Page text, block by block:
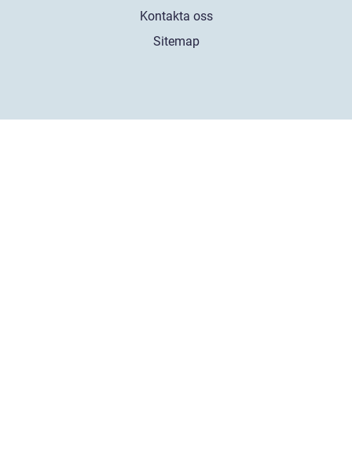
Kontakta oss
Sitemap